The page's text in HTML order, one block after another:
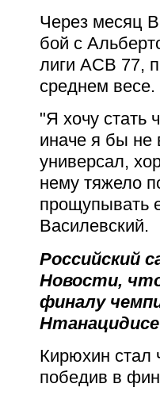
Через месяц
бой с
лиги ACB 77,
среднем весе.
"Я хочу стать
иначе я бы не
универсал,
нему тяжело
прощупывать
Василевский.
Российский
Новости,
финалу
Нтанацидисе
Кирюхин стал
победив в